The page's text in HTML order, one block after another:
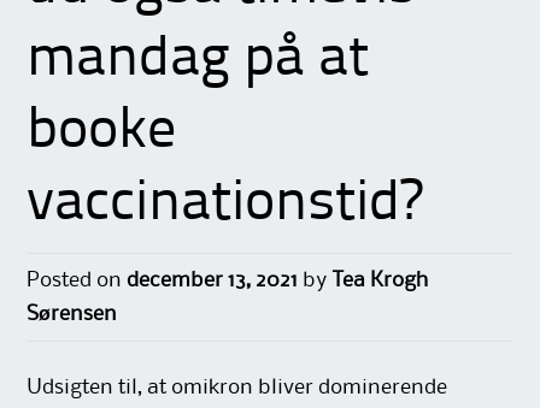
mandag på at
booke
vaccinationstid?
Posted ondecember 13, 2021 by
Tea Krogh
Sørensen
Udsigten til, at omikron bliver dominerende